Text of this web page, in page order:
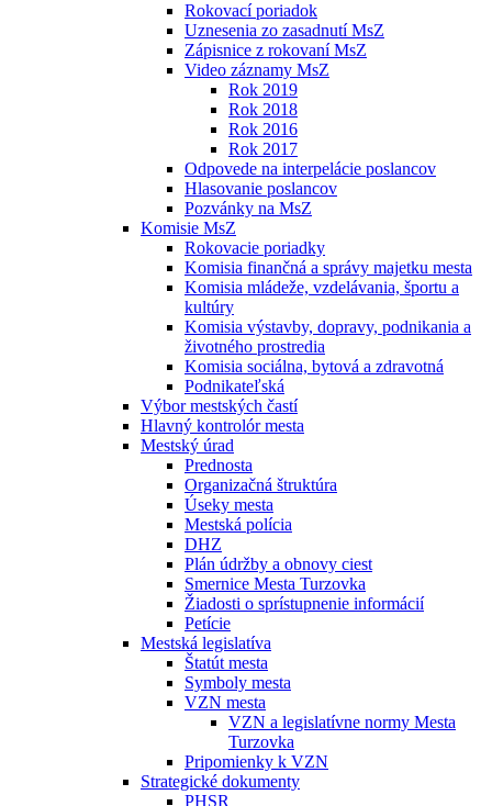
Rokovací poriadok
Uznesenia zo zasadnutí MsZ
Zápisnice z rokovaní MsZ
Video záznamy MsZ
Rok 2019
Rok 2018
Rok 2016
Rok 2017
Odpovede na interpelácie poslancov
Hlasovanie poslancov
Pozvánky na MsZ
Komisie MsZ
Rokovacie poriadky
Komisia finančná a správy majetku mesta
Komisia mládeže, vzdelávania, športu a
kultúry
Komisia výstavby, dopravy, podnikania a
životného prostredia
Komisia sociálna, bytová a zdravotná
Podnikateľská
Výbor mestských častí
Hlavný kontrolór mesta
Mestský úrad
Prednosta
Organizačná štruktúra
Úseky mesta
Mestská polícia
DHZ
Plán údržby a obnovy ciest
Smernice Mesta Turzovka
Žiadosti o sprístupnenie informácií
Petície
Mestská legislatíva
Štatút mesta
Symboly mesta
VZN mesta
VZN a legislatívne normy Mesta
Turzovka
Pripomienky k VZN
Strategické dokumenty
PHSR